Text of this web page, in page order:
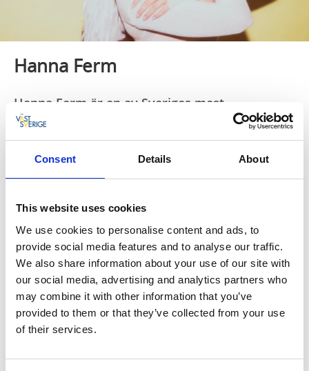
Consent Details About
This website uses cookies
We use cookies to personalise content and ads, to
provide social media features and to analyse our traffic.
We also share information about your use of our site with
our social media, advertising and analytics partners who
may combine it with other information that you’ve
provided to them or that they’ve collected from your use
of their services.
Hanna Ferm
Hanna Ferm är en av Sveriges mest
uppmärksammade popartister och har med
låtar som ”För Evigt”, ”Välkommen Åter”, ”Vet
Hon Om” och ”Håller in, håller ut” nått en bred
publik och toppat listor på både Spotify och
snabbt etablerat sig som ett självklart namn på
den svenska popscenen.
Hennes låtskrivande beskrivs som ärligt, lekfullt och
fyndigt, med hookiga melodier och relaterbara texter
som bjuder in till både allsång och dans. Musiken rör
sig inom modern pop med influenser från
internationella namn som Sabrina Carpenter, Dua